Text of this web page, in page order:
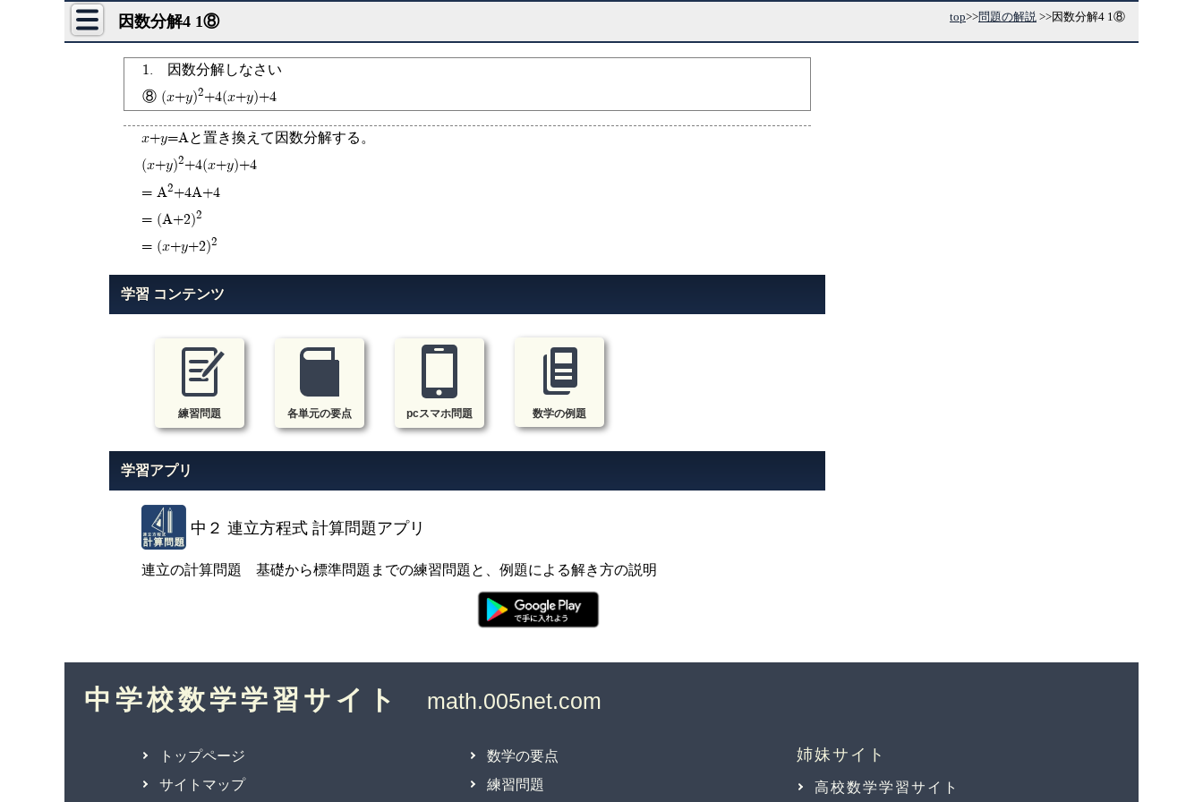
因数分解4 1⑧ top>>問題の解説 >>因数分解4 1⑧
1. 因数分解しなさい
⑧ (x+y)2+4(x+y)+4
x+y=Aと置き換えて因数分解する。
(x+y)2+4(x+y)+4
= A2+4A+4
= (A+2)2
= (x+y+2)2
学習 コンテンツ
練習問題 各単元の要点 pcスマホ問題 数学の例題
学習アプリ
中２ 連立方程式 計算問題アプリ
連立の計算問題 基礎から標準問題までの練習問題と、例題による解き方の説明
中学校数学学習サイト
トップページ
サイトマップ
数学の要点
練習問題
高校数学学習サイト